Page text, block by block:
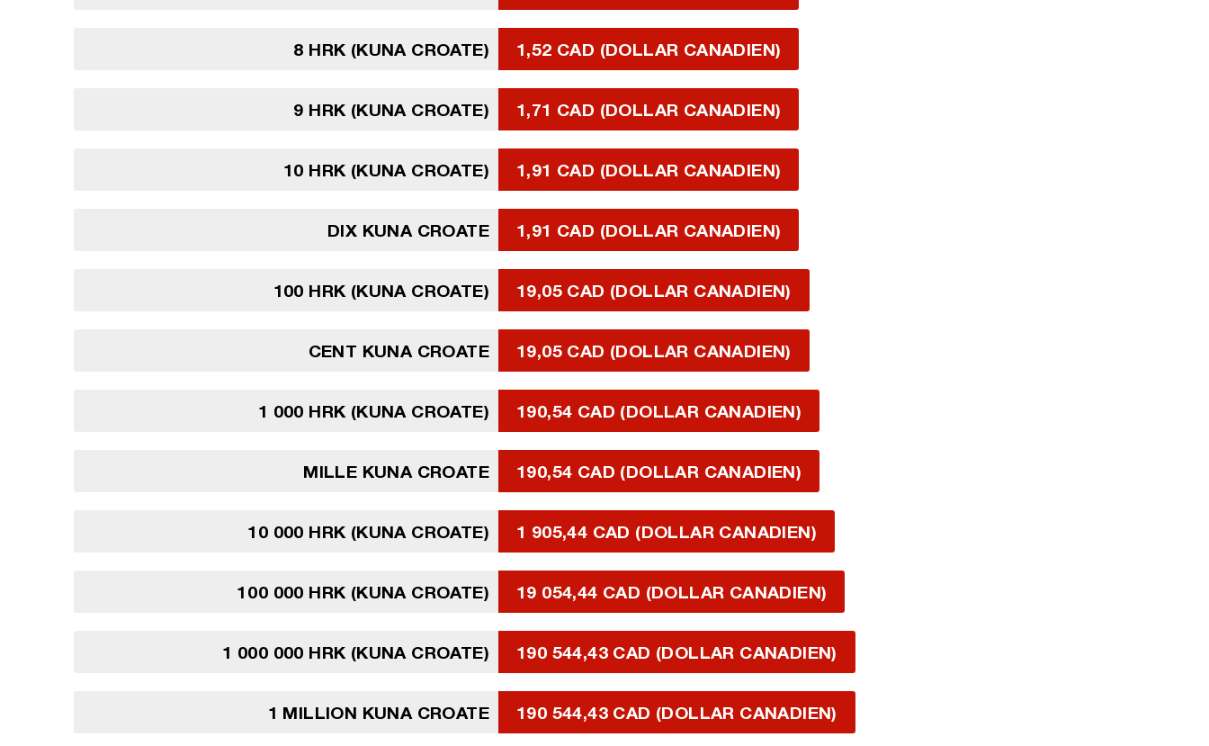
8 HRK (KUNA CROATE) 1,52 CAD (DOLLAR CANADIEN)
9 HRK (KUNA CROATE) 1,71 CAD (DOLLAR CANADIEN)
10 HRK (KUNA CROATE) 1,91 CAD (DOLLAR CANADIEN)
DIX KUNA CROATE 1,91 CAD (DOLLAR CANADIEN)
100 HRK (KUNA CROATE) 19,05 CAD (DOLLAR CANADIEN)
CENT KUNA CROATE 19,05 CAD (DOLLAR CANADIEN)
1 000 HRK (KUNA CROATE) 190,54 CAD (DOLLAR CANADIEN)
MILLE KUNA CROATE 190,54 CAD (DOLLAR CANADIEN)
10 000 HRK (KUNA CROATE) 1 905,44 CAD (DOLLAR CANADIEN)
100 000 HRK (KUNA CROATE) 19 054,44 CAD (DOLLAR CANADIEN)
1 000 000 HRK (KUNA CROATE) 190 544,43 CAD (DOLLAR CANADIEN)
1 MILLION KUNA CROATE 190 544,43 CAD (DOLLAR CANADIEN)